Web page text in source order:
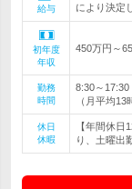
給与
により決定
初年度
年収
450万円～
勤務
時間
8:30～
（月平均13
休日
休暇
【年間休
り、土曜出